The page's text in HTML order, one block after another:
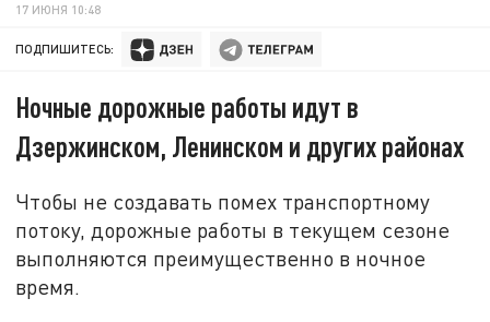
17 ИЮНЯ 10:48
ПОДПИШИТЕСЬ:
Ночные дорожные работы идут в
Дзержинском, Ленинском и других районах
Чтобы не создавать помех транспортному
потоку, дорожные работы в текущем сезоне
выполняются преимущественно в ночное
время.